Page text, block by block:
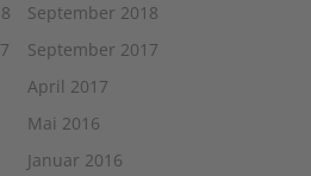
September 2018
September 2017
April 2017
Mai 2016
Januar 2016